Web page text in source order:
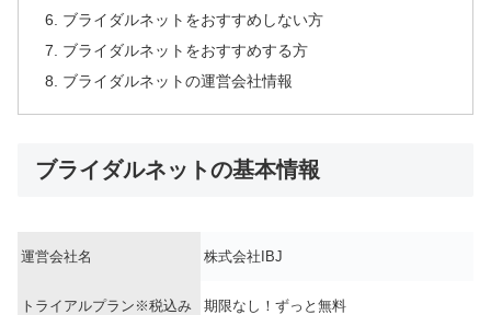
ブライダルネットをおすすめしない方
ブライダルネットをおすすめする方
ブライダルネットの運営会社情報
ブライダルネットの基本情報
運営会社名 株式会社IBJ
トライアルプラン※税込み 期限なし！ずっと無料